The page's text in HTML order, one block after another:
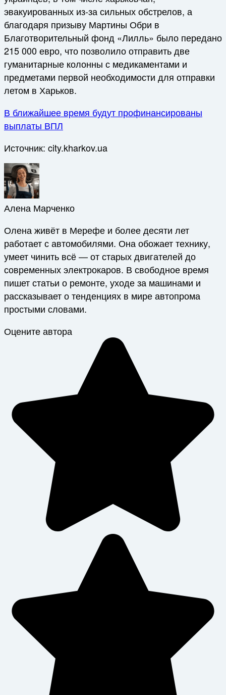
эвакуированных из-за сильных обстрелов, а
благодаря призыву Мартины Обри в
Благотворительный фонд «Лилль» было передано
215 000 евро, что позволило отправить две
гуманитарные колонны с медикаментами и
предметами первой необходимости для отправки
летом в Харьков.
В ближайшее время будут профинансированы
выплаты ВПЛ
Источник: city.kharkov.ua
Алена Марченко
Олена живёт в Мерефе и более десяти лет
работает с автомобилями. Она обожает технику,
умеет чинить всё — от старых двигателей до
современных электрокаров. В свободное время
пишет статьи о ремонте, уходе за машинами и
рассказывает о тенденциях в мире автопрома
простыми словами.
Оцените автора